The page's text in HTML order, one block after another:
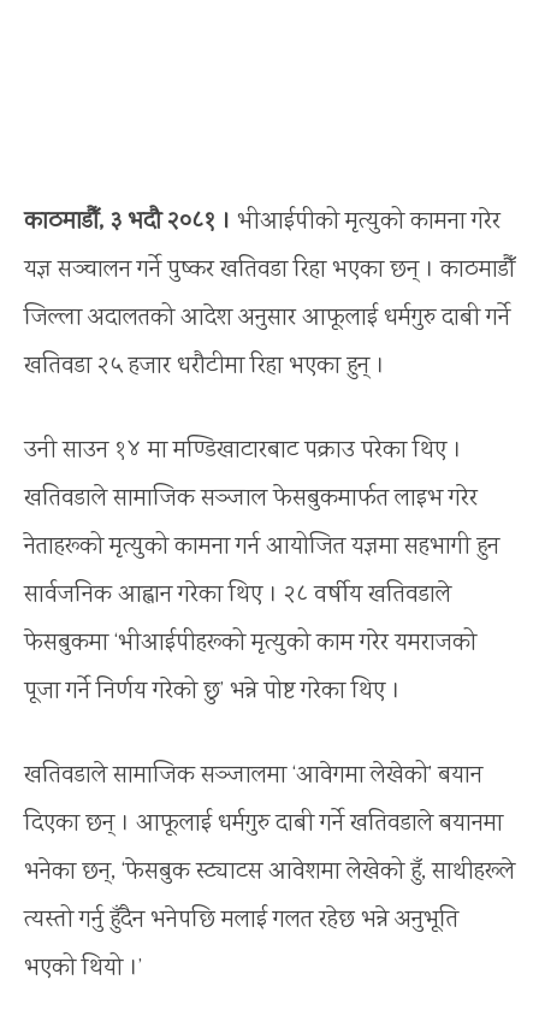
काठमाडौँ, ३ भदौ २०८१ । भीआईपीको मृत्युको कामना गरेर
यज्ञ सञ्चालन गर्ने पुष्कर खतिवडा रिहा भएका छन् । काठमाडौँ
जिल्ला अदालतको आदेश अनुसार आफूलाई धर्मगुरु दाबी गर्ने
खतिवडा २५ हजार धरौटीमा रिहा भएका हुन् ।
उनी साउन १४ मा मण्डिखाटारबाट पक्राउ परेका थिए ।
खतिवडाले सामाजिक सञ्जाल फेसबुकमार्फत लाइभ गरेर
नेताहरूको मृत्युको कामना गर्न आयोजित यज्ञमा सहभागी हुन
सार्वजनिक आह्वान गरेका थिए । २८ वर्षीय खतिवडाले
फेसबुकमा ‘भीआईपीहरूको मृत्युको काम गरेर यमराजको
पूजा गर्ने निर्णय गरेको छु’ भन्ने पोष्ट गरेका थिए ।
खतिवडाले सामाजिक सञ्जालमा ‘आवेगमा लेखेको’ बयान
दिएका छन् । आफूलाई धर्मगुरु दाबी गर्ने खतिवडाले बयानमा
भनेका छन्, ‘फेसबुक स्ट्याटस आवेशमा लेखेको हुँ, साथीहरूले
त्यस्तो गर्नु हुँदैन भनेपछि मलाई गलत रहेछ भन्ने अनुभूति
भएको थियो ।’